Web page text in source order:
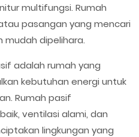
multifungsi. Rumah
pasangan yang mencari
mudah dipelihara.
adalah rumah yang
kebutuhan energi untuk
Rumah pasif
ventilasi alami, dan
lingkungan yang